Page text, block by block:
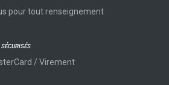
pour tout renseignement
/ Virement